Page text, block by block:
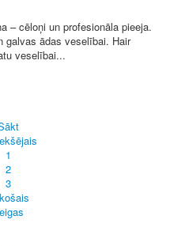
– cēloņi un profesionāla pieeja.
galvas ādas veselībai. Hair
veselībai...
1
2
3